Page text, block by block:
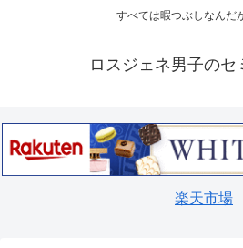
すべては暇つぶしなんだ
ロスジェネ男子のセ
楽天市場